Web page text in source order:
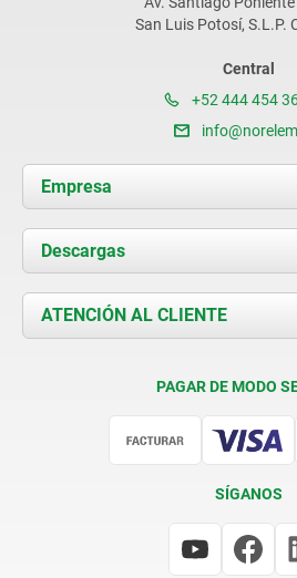
San Luis Potosí, S.L.P.
Central
+52 444 454
Empresa
Acerca de nosotros
Novedades
Contacto
Descargas
Documents
ATENCIÓN AL CLIENTE
PAGAR DE MODO
SÍGANOS